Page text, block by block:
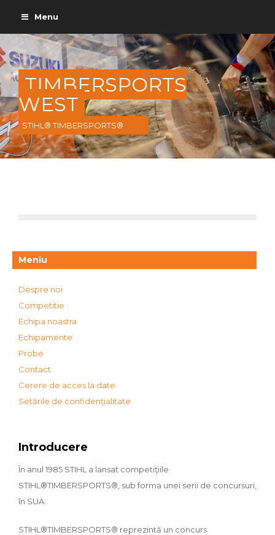
Menu
TIMBERSPORTS
WEST
STIHL® TIMBERSPORTS®
Meniu
Despre noi
Competitie
Echipa noastra
Echipamente
Probe
Contact
Cerere de acces la date
Setările de confidențialitate
Introducere
În anul 1985 STIHL a lansat competiţiile
STIHL®TIMBERSPORTS®, sub forma unei serii de concursuri,
în SUA.
STIHL®TIMBERSPORTS® reprezintă un concurs